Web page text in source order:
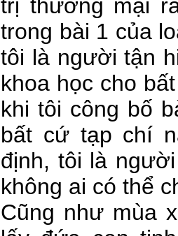
trị thương mại
trong bài 1 của
tôi là người tận
khoa học cho
khi tôi công bố
bất cứ tạp chí
định, tôi là
không ai có thể
Cũng như mùa